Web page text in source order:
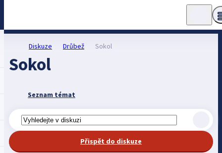
Diskuze Drůbež Sokol
Sokol
Seznam témat
Přispět do diskuze